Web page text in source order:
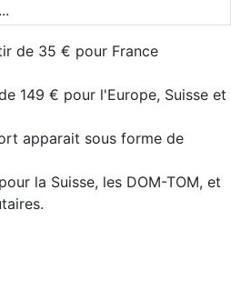
de 35 € pour France
149 € pour l'Europe, Suisse et
apparait sous forme de
la Suisse, les DOM-TOM, et